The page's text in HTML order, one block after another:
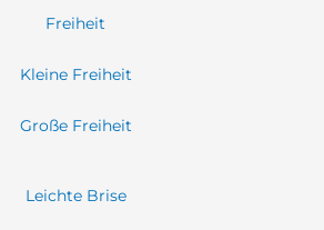
Freiheit
Kleine Freiheit
Große Freiheit
Leichte Brise